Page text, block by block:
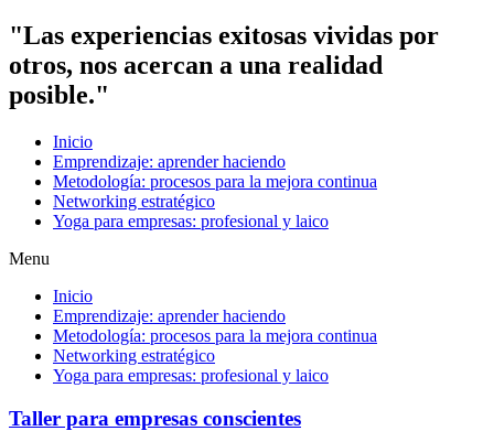
"Las experiencias exitosas vividas por
otros, nos acercan a una realidad
posible."
Inicio
Emprendizaje: aprender haciendo
Metodología: procesos para la mejora continua
Networking estratégico
Yoga para empresas: profesional y laico
Menu
Inicio
Emprendizaje: aprender haciendo
Metodología: procesos para la mejora continua
Networking estratégico
Yoga para empresas: profesional y laico
Taller para empresas conscientes